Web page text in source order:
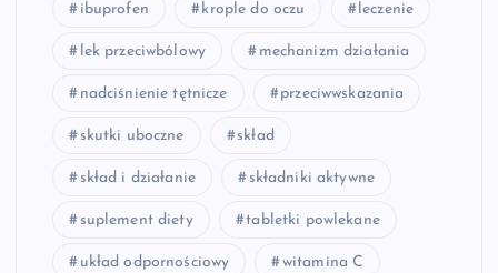
ibuprofen krople do oczu leczenie
lek przeciwbólowy mechanizm działania
nadciśnienie tętnicze przeciwwskazania
skutki uboczne skład
skład i działanie składniki aktywne
suplement diety tabletki powlekane
układ odpornościowy witamina C